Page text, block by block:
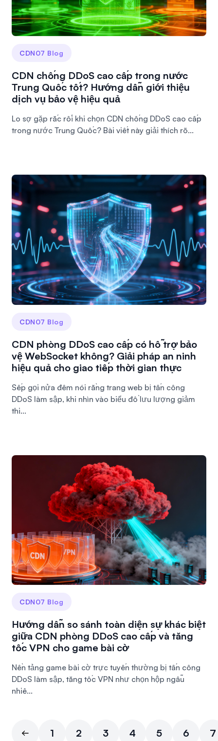
CDN07 Blog
CDN chống DDoS cao cấp trong nước
Trung Quốc tốt? Hướng dẫn giới thiệu
dịch vụ bảo vệ hiệu quả
Lo sợ gặp rắc rối khi chọn CDN chống DDoS cao cấp
trong nước Trung Quốc? Bài viết này giải thích rõ...
CDN07 Blog
CDN phòng DDoS cao cấp có hỗ trợ bảo
vệ WebSocket không? Giải pháp an ninh
hiệu quả cho giao tiếp thời gian thực
Sếp gọi nửa đêm nói rằng trang web bị tấn công
DDoS làm sập, khi nhìn vào biểu đồ lưu lượng giảm
thi...
CDN07 Blog
Hướng dẫn so sánh toàn diện sự khác biệt
giữa CDN phòng DDoS cao cấp và tăng
tốc VPN cho game bài cờ
Nền tảng game bài cờ trực tuyến thường bị tấn công
DDoS làm sập, tăng tốc VPN như chọn hộp ngẫu
nhiê...
1 2 3 4 5 6 7